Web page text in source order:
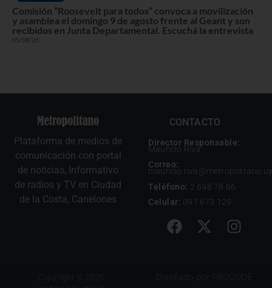
Comisión “Roosevelt para todos” convoca a movilización
y asamblea el domingo 9 de agosto frente al Geant y son
recibidos en Junta Departamental. Escuchá la entrevista
05/08/26
Plataforma de medios de
comunicación con portal
de noticias, Informativo
de radios y TV en Ciudad
de la Costa, Canelones
CONTACTO
Director Responsable:
Mauricio Riva
Correo:
mauricio.riva@metropolitano.uy
Teléfono: 2 698 78 66
Celular: 091 673 129